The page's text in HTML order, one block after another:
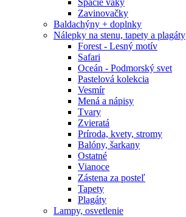
Spacie vaky
Zavinovačky
Baldachýny + doplnky
Nálepky na stenu, tapety a plagáty
Forest - Lesný motív
Safari
Oceán - Podmorský svet
Pastelová kolekcia
Vesmír
Mená a nápisy
Tvary
Zvieratá
Príroda, kvety, stromy
Balóny, šarkany
Ostatné
Vianoce
Zástena za posteľ
Tapety
Plagáty
Lampy, osvetlenie